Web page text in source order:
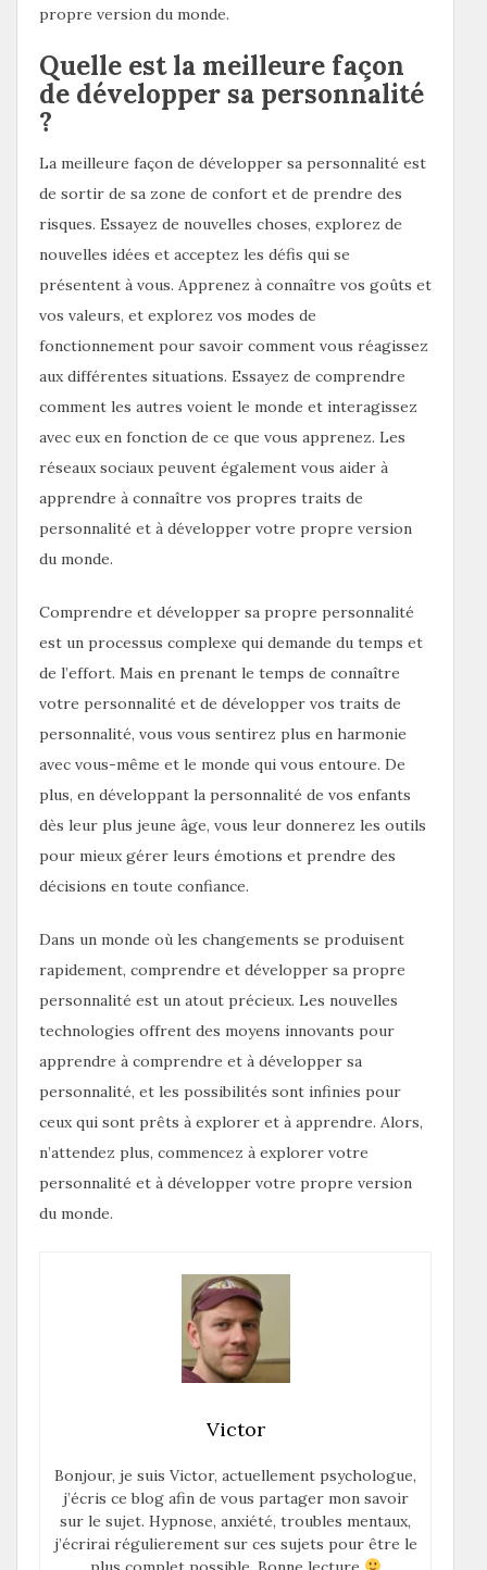
propre version du monde.
Quelle est la meilleure façon
de développer sa personnalité
?
La meilleure façon de développer sa personnalité est
de sortir de sa zone de confort et de prendre des
risques. Essayez de nouvelles choses, explorez de
nouvelles idées et acceptez les défis qui se
présentent à vous. Apprenez à connaître vos goûts et
vos valeurs, et explorez vos modes de
fonctionnement pour savoir comment vous réagissez
aux différentes situations. Essayez de comprendre
comment les autres voient le monde et interagissez
avec eux en fonction de ce que vous apprenez. Les
réseaux sociaux peuvent également vous aider à
apprendre à connaître vos propres traits de
personnalité et à développer votre propre version
du monde.
Comprendre et développer sa propre personnalité
est un processus complexe qui demande du temps et
de l’effort. Mais en prenant le temps de connaître
votre personnalité et de développer vos traits de
personnalité, vous vous sentirez plus en harmonie
avec vous-même et le monde qui vous entoure. De
plus, en développant la personnalité de vos enfants
dès leur plus jeune âge, vous leur donnerez les outils
pour mieux gérer leurs émotions et prendre des
décisions en toute confiance.
Dans un monde où les changements se produisent
rapidement, comprendre et développer sa propre
personnalité est un atout précieux. Les nouvelles
technologies offrent des moyens innovants pour
apprendre à comprendre et à développer sa
personnalité, et les possibilités sont infinies pour
ceux qui sont prêts à explorer et à apprendre. Alors,
n’attendez plus, commencez à explorer votre
personnalité et à développer votre propre version
du monde.
Victor
Bonjour, je suis Victor, actuellement psychologue,
j’écris ce blog afin de vous partager mon savoir
sur le sujet. Hypnose, anxiété, troubles mentaux,
j’écrirai régulierement sur ces sujets pour être le